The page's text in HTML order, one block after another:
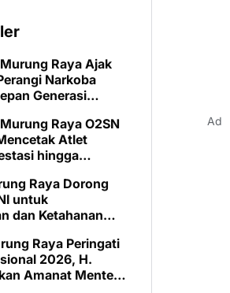
Raya Ajak
Narkoba
Generasi
Raya O2SN
Atlet
hingga
Raya Dorong
untuk
dan Ketahanan
Raya Peringati
2026, H.
Amanat Menteri
Ad